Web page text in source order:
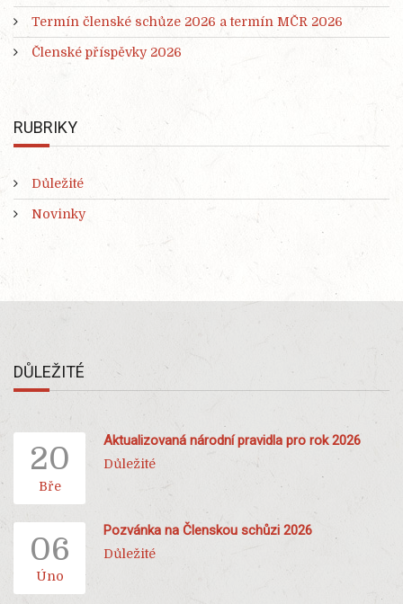
Termín členské schůze 2026 a termín MČR 2026
Členské příspěvky 2026
RUBRIKY
Důležité
Novinky
DŮLEŽITÉ
20
Bře
Aktualizovaná národní pravidla pro rok 2026
Důležité
06
Úno
Pozvánka na Členskou schůzi 2026
Důležité